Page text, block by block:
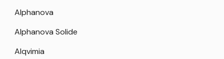
Alphanova
Alphanova Solide
Alqvimia